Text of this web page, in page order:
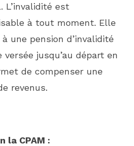
L’invalidité est
à tout moment. Elle
une pension d’invalidité
versée jusqu’au départ en
de compenser une
revenus.
la CPAM :